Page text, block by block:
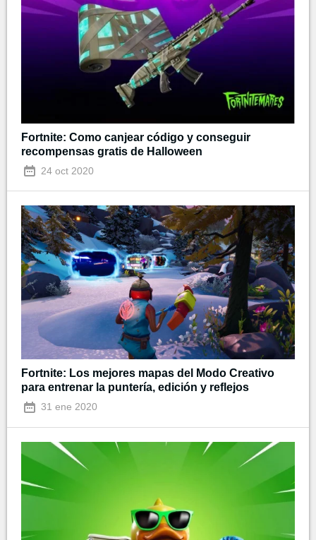
Fortnite: Como canjear código y conseguir
recompensas gratis de Halloween
24 oct 2020
Fortnite: Los mejores mapas del Modo Creativo
para entrenar la puntería, edición y reflejos
31 ene 2020